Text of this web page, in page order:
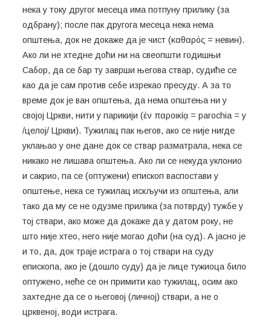
нека у току другог месеца има потпуну прилику (за
одбрану); после пак другога месеца нека нема
општења, док не докаже да је чист (καθαρός = невин).
Ако ли не хтедне доћи ни на свеопшти годишњи
Сабор, да се бар ту заврши његова ствар, судиће се
као да је сам против себе изрекао пресуду. А за то
време док је ван општења, да нема општења ни у
својој Цркви, нити у парикији (ἐν παροικίᾳ = parochia = у
/целој/ Цркви). Тужилац пак његов, ако се није нигде
уклањао у оне дане док се ствар разматрала, нека се
никако не лишава општења. Ако ли се некуда уклонио
и сакрио, па се (оптужени) епископ васпостави у
општење, нека се тужилац искључи из општења, али
тако да му се не одузме прилика (за потврду) тужбе у
тој ствари, ако може да докаже да у датом року, не
што није хтео, него није могао доћи (на суд). А јасно је
и то, да, док траје истрага о тој ствари на суду
епископа, ако је (дошло суду) да је лице тужиоца било
оптужено, неће се он примити као тужилац, осим ако
захтедне да се о његовој (личној) ствари, а не о
црквеној, води истрага.